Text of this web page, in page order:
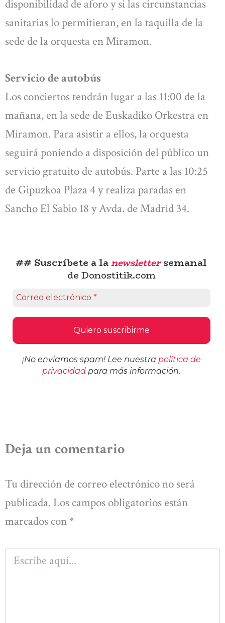
disponibilidad de aforo y si las circunstancias
sanitarias lo permitieran, en la taquilla de la
sede de la orquesta en Miramon.
Servicio de autobús
Los conciertos tendrán lugar a las 11:00 de la
mañana, en la sede de Euskadiko Orkestra en
Miramon. Para asistir a ellos, la orquesta
seguirá poniendo a disposición del público un
servicio gratuito de autobús. Parte a las 10:25
de Gipuzkoa Plaza 4 y realiza paradas en
Sancho El Sabio 18 y Avda. de Madrid 34.
## Suscríbete a lanewslettersemanal
de Donostitik.com
¡No enviamos spam! Lee nuestra política de
privacidad para más información.
Deja un comentario
Tu dirección de correo electrónico no será
publicada. Los campos obligatorios están
marcados con *
aquí...